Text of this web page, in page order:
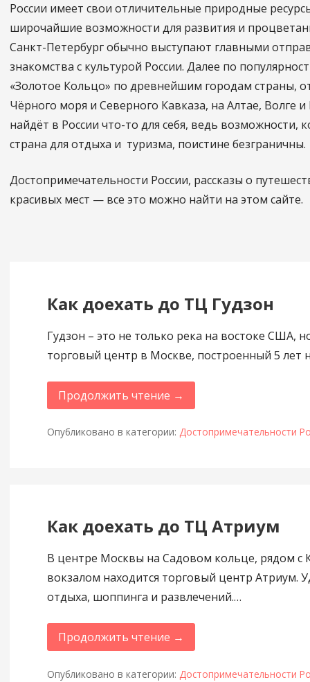
России имеет свои отличительные природные
широчайшие возможности для развития и
Санкт-Петербург обычно выступают главными
знакомства с культурой России. Далее по
«Золотое Кольцо» по древнейшим городам страны,
Чёрного моря и Северного Кавказа, на Алтае, Волге
найдёт в России что-то для себя, ведь возможности,
страна для отдыха и туризма, поистине безграничны.
Достопримечательности России, рассказы о
красивых мест — все это можно найти на этом сайте.
Как доехать до ТЦ Гудзон
Гудзон – это не только река на востоке США,
торговый центр в Москве, построенный 5 лет
Продолжить чтение →
Опубликовано в категории: Достопримечательности
Как доехать до ТЦ Атриум
В центре Москвы на Садовом кольце, рядом с
вокзалом находится торговый центр Атриум.
отдыха, шоппинга и развлечений.…
Продолжить чтение →
Опубликовано в категории: Достопримечательности